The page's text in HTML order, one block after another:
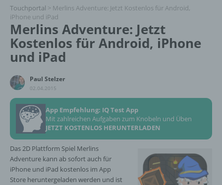
Touchportal > Merlins Adventure: Jetzt Kostenlos für Android,
iPhone und iPad
Merlins Adventure: Jetzt
Kostenlos für Android, iPhone
und iPad
Paul Stelzer
02.04.2015
App Empfehlung: IQ Test App
Mit zahlreichen Aufgaben zum Knobeln und Üben
JETZT KOSTENLOS HERUNTERLADEN
Das 2D Plattform Spiel Merlins
Adventure kann ab sofort auch für
iPhone und iPad kostenlos im App
Store heruntergeladen werden und ist